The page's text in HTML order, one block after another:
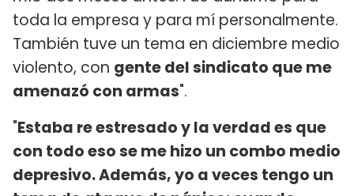
toda la empresa y para mí personalmente.
También tuve un tema en diciembre medio
violento, con gente del sindicato que me
amenazó con armas".
"Estaba re estresado y la verdad es que
con todo eso se me hizo un combo medio
depresivo. Además, yo a veces tengo un